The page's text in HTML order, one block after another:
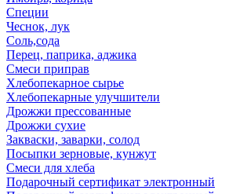
Специи
Чеснок, лук
Соль,сода
Перец, паприка, аджика
Смеси приправ
Хлебопекарное сырье
Хлебопекарные улучшители
Дрожжи прессованные
Дрожжи сухие
Закваски, заварки, солод
Посыпки зерновые, кунжут
Смеси для хлеба
Подарочный сертификат электронный